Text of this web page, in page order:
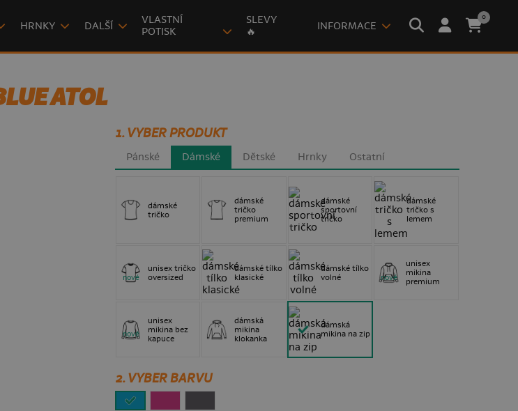
HRNKY DALŠÍ
VLASTNÍ
POTISK
SLEVY
🔥
INFORMACE
0
ATOL
1. VYBER PRODUKT
Pánské Dámské Dětské Hrnky Ostatní
dámské
tričko
dámské
tričko
premium
dámské
sportovní
tričko
dámské
tričko s
lemem
unisex tričko
oversized
nové
dámské tílko
klasické
dámské tílko
volné
unisex
mikina
premium
nové
unisex
mikina bez
kapuce
nové
dámská
mikina
klokanka
dámská
mikina na zip
2. VYBER BARVU